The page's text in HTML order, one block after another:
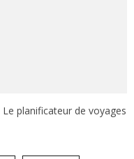
Le planificateur de voyages